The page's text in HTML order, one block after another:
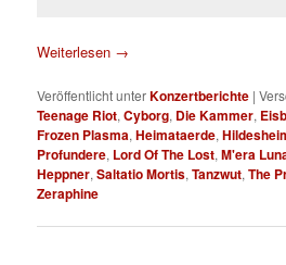
Weiterlesen →
Veröffentlicht unterKonzertberichte |
Teenage Riot,Cyborg, Die Kammer,
Frozen Plasma,Heimataerde,
Profundere, Lord Of The Lost,M'era
Heppner,Saltatio Mortis,Tanzwut,The
Zeraphine